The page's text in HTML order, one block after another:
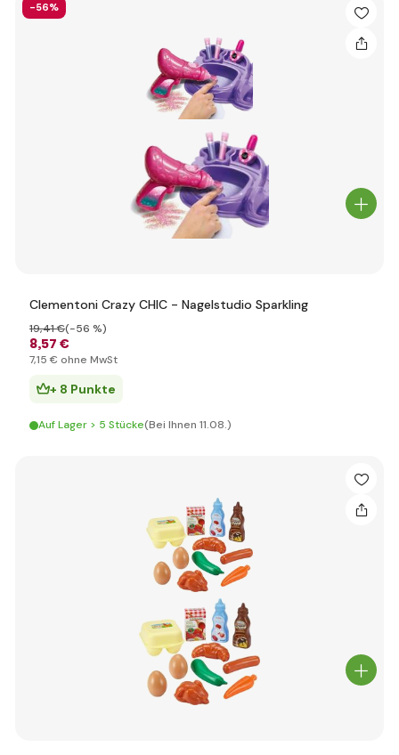
-56%
Clementoni Crazy CHIC - Nagelstudio Sparkling
8,57 €
19,41 €(-56 %)
7,15 € ohne MwSt
+ 8 Punkte
Auf Lager > 5 Stücke(Bei Ihnen 11.08.)